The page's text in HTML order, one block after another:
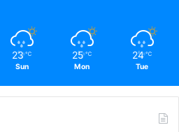
23 ℃
Sun
25 ℃
Mon
24 ℃
Tue